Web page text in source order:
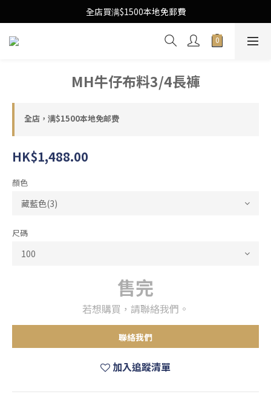
Free Local Shipping Upon $1500 purchase
全店買满$1500本地免郵費
Free Local Shipping Upon $1500 purchase
MH牛仔布料3/4長褲
全店，满$1500本地免邮费
HK$1,488.00
顏色
尺碼
售完
若想購買，請聯絡我們。
聯絡我們
加入追蹤清單